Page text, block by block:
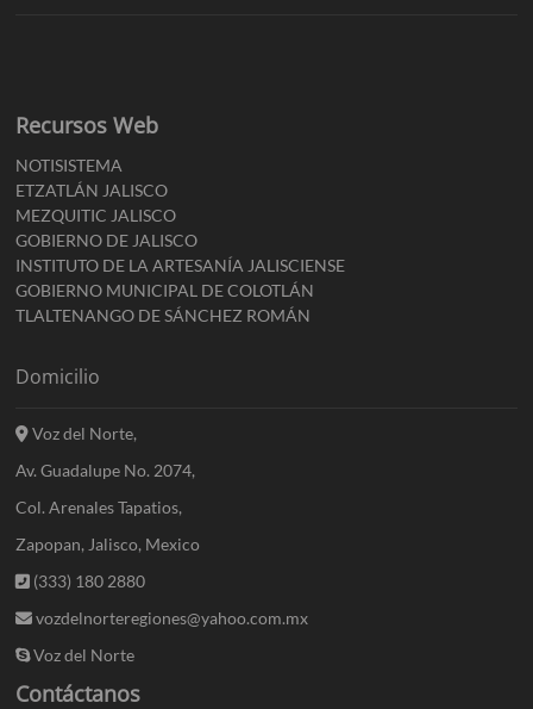
Recursos Web
NOTISISTEMA
ETZATLÁN JALISCO
MEZQUITIC JALISCO
GOBIERNO DE JALISCO
INSTITUTO DE LA ARTESANÍA JALISCIENSE
GOBIERNO MUNICIPAL DE COLOTLÁN
TLALTENANGO DE SÁNCHEZ ROMÁN
Domicilio
Voz del Norte,
Av. Guadalupe No. 2074,
Col. Arenales Tapatios,
Zapopan, Jalisco, Mexico
(333) 180 2880
vozdelnorteregiones@yahoo.com.mx
Voz del Norte
Contáctanos